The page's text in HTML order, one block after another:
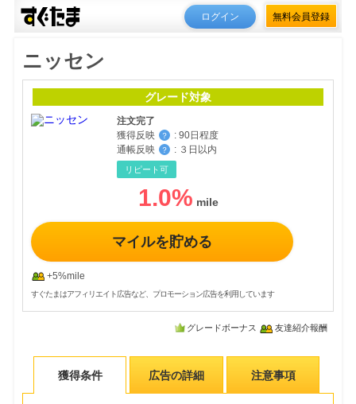
ログイン 無料会員登録
ニッセン
グレード対象
注文完了
獲得反映
？ : 90日程度
通帳反映
？ : ３日以内
リピート可
1.0%
マイルを貯める
+5%mile
すぐたまはアフィリエイト広告など、プロモーション広告を利用しています
グレードボーナス 友達紹介報酬
獲得条件 広告の詳細 注意事項